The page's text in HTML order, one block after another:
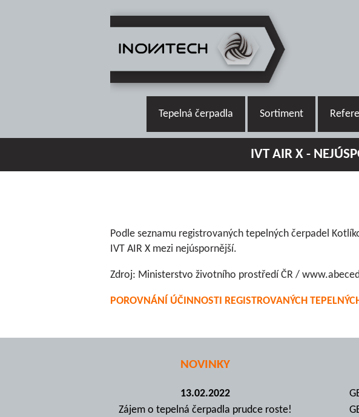
Tepelná čerpadla Sortiment
IVT AIR X -
Podle seznamu registrovaných tepelných čerpadel
IVT AIR X mezi nejúspornější.
Zdroj: Ministerstvo životního prostředí ČR /
POROVNÁNÍ ÚČINNOSTI REGISTROVANÝCH
NOVINKY
13.02.2022
Zájem o tepelná čerpadla prudce roste!